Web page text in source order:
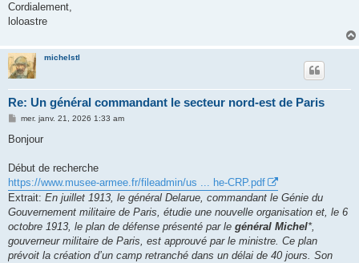
Cordialement,
loloastre
michelstl
Re: Un général commandant le secteur nord-est de Paris
M
s
g
mer. janv. 21, 2026 1:33 am
Bonjour
Début de recherche
https://www.musee-armee.fr/fileadmin/us ... he-CRP.pdf
Extrait: En juillet 1913, le général Delarue, commandant le Génie du
Gouvernement militaire de Paris, étudie une nouvelle organisation et, le 6
octobre 1913, le plan de défense présenté par le général Michel*,
gouverneur militaire de Paris, est approuvé par le ministre. Ce plan
prévoit la création d’un camp retranché dans un délai de 40 jours. Son